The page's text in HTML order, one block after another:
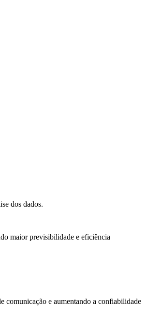
dos dados.
maior previsibilidade e eficiência
comunicação e aumentando a confiabilidade